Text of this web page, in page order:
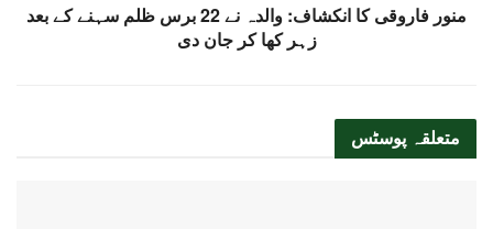
منور فاروقی کا انکشاف: والدہ نے 22 برس ظلم سہنے کے بعد
زہر کھا کر جان دی
متعلقہ پوسٹس